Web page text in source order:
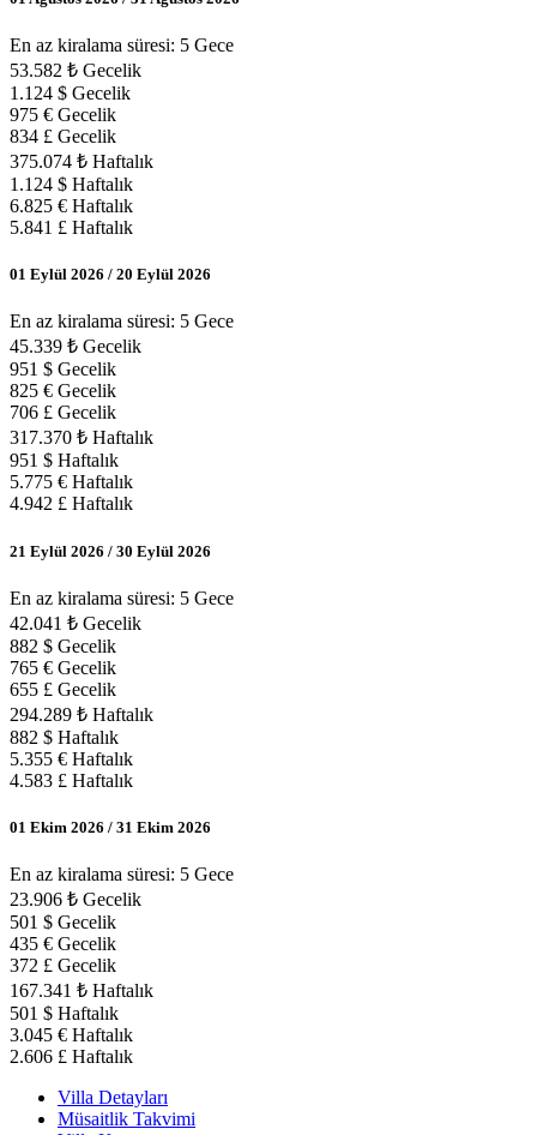
En az kiralama süresi: 5 Gece
53.582 ₺ Gecelik
1.124 $ Gecelik
975 € Gecelik
834 £ Gecelik
375.074 ₺ Haftalık
1.124 $ Haftalık
6.825 € Haftalık
5.841 £ Haftalık
01 Eylül 2026 / 20 Eylül 2026
En az kiralama süresi: 5 Gece
45.339 ₺ Gecelik
951 $ Gecelik
825 € Gecelik
706 £ Gecelik
317.370 ₺ Haftalık
951 $ Haftalık
5.775 € Haftalık
4.942 £ Haftalık
21 Eylül 2026 / 30 Eylül 2026
En az kiralama süresi: 5 Gece
42.041 ₺ Gecelik
882 $ Gecelik
765 € Gecelik
655 £ Gecelik
294.289 ₺ Haftalık
882 $ Haftalık
5.355 € Haftalık
4.583 £ Haftalık
01 Ekim 2026 / 31 Ekim 2026
En az kiralama süresi: 5 Gece
23.906 ₺ Gecelik
501 $ Gecelik
435 € Gecelik
372 £ Gecelik
167.341 ₺ Haftalık
501 $ Haftalık
3.045 € Haftalık
2.606 £ Haftalık
Villa Detayları
Müsaitlik Takvimi